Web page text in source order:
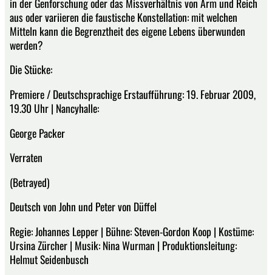
aus oder variieren die faustische Konstellation: mit welchen
Mitteln kann die Begrenztheit des eigene Lebens überwunden
werden?
Die Stücke:
Premiere / Deutschsprachige Erstaufführung: 19. Februar 2009,
19.30 Uhr | Nancyhalle:
George Packer
Verraten
(Betrayed)
Deutsch von John und Peter von Düffel
Regie: Johannes Lepper | Bühne: Steven-Gordon Koop | Kostüme:
Ursina Zürcher | Musik: Nina Wurman | Produktionsleitung:
Helmut Seidenbusch